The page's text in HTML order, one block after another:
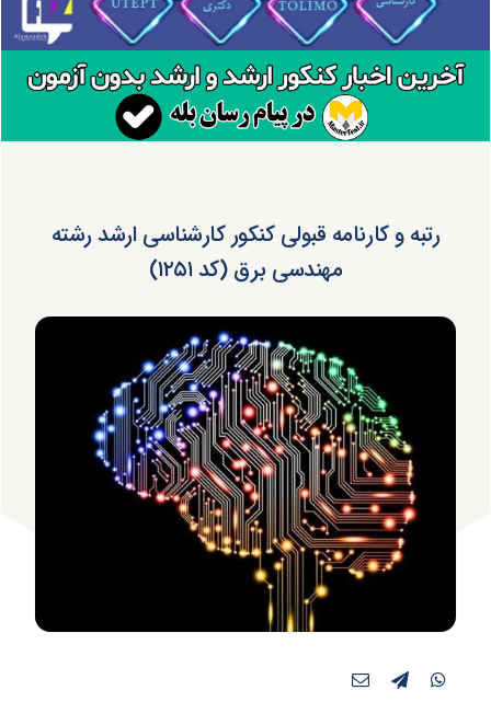
رتبه و کارنامه قبولی کنکور کارشناسی ارشد رشته
مهندسی برق (کد ۱۲۵۱)